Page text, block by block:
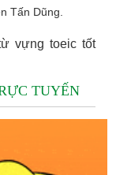
Tấn Dũng.
vựng toeic tốt
TUYẾN